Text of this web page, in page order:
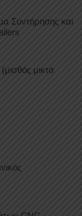
Συντήρησης και
μικτά